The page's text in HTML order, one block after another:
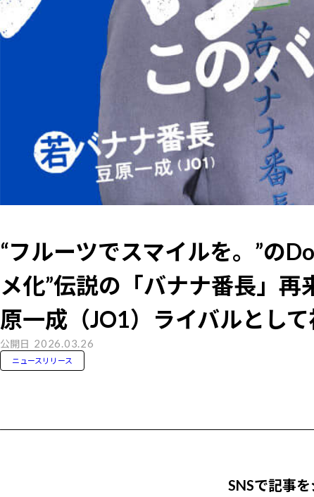
“フルーツでスマイルを。”の
メ化”伝説の「バナナ番長」
原一成（JO1）ライバルとし
公開日 2026.03.26
ニュースリリース
SNSで記事